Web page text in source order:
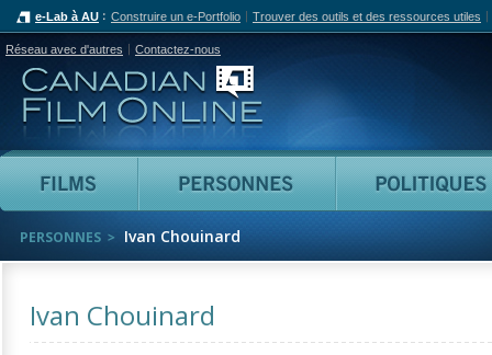
e-Lab à AU Construire un e-Portfolio Trouver des outils et des ressources utiles
Réseau avec d'autres Contactez-nous
Canadian Film Online
Films Personnes
PERSONNES Ivan Chouinard
Ivan Chouinard